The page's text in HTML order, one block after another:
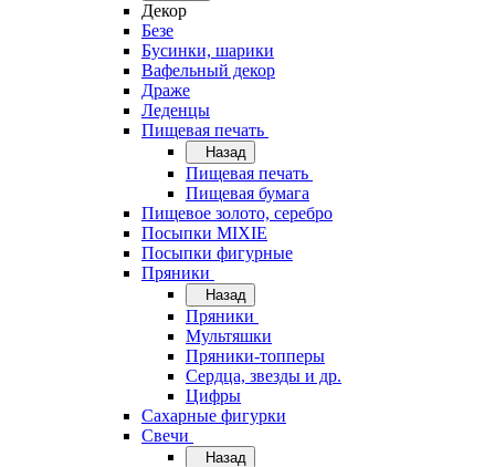
Декор
Безе
Бусинки, шарики
Вафельный декор
Драже
Леденцы
Пищевая печать
Назад
Пищевая печать
Пищевая бумага
Пищевое золото, серебро
Посыпки MIXIE
Посыпки фигурные
Пряники
Назад
Пряники
Мультяшки
Пряники-топперы
Сердца, звезды и др.
Цифры
Сахарные фигурки
Свечи
Назад